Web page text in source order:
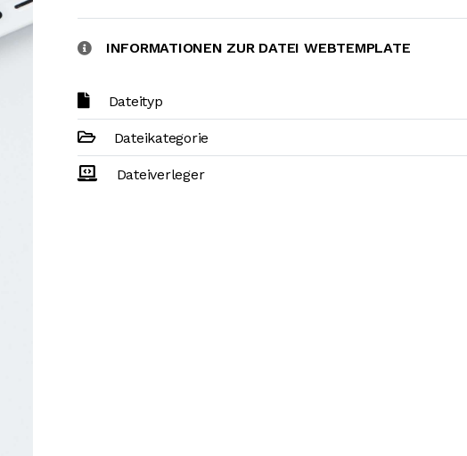
INFORMATIONEN ZUR DATEI WEBTEMPLATE
Dateityp
Dateikategorie
Dateiverleger